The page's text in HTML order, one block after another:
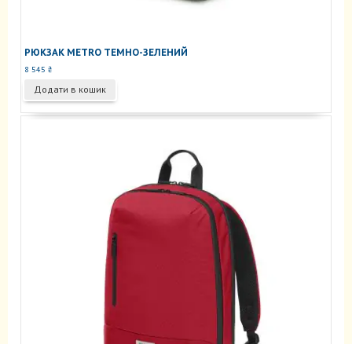
РЮКЗАК METRO ТЕМНО-ЗЕЛЕНИЙ
8 545 ₴
Додати в кошик